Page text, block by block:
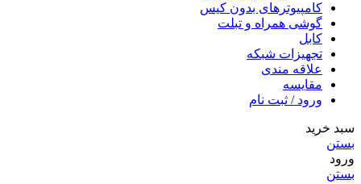
کامپیوترهای بدون کیس
گوشی همراه و تبلت
کابل
تجهیزات شبکه
علاقه مندی
مقایسه
ورود / ثبت نام
سبد خرید
بستن
ورود
بستن